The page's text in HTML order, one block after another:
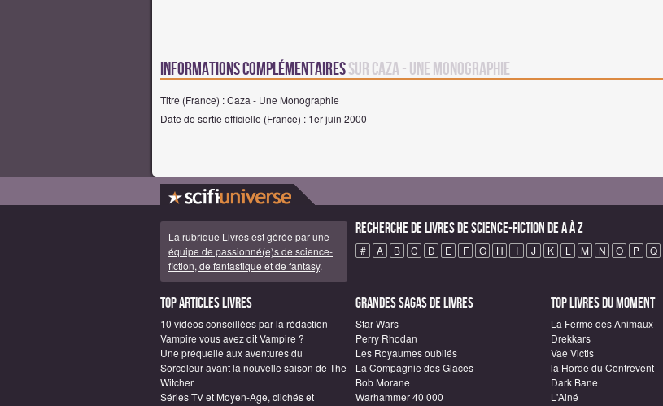
Informations complémentairessur Caza - Une Monographie
Titre (France) : Caza - Une Monographie
Date de sortie officielle (France) : 1er juin 2000
La rubrique Livres est gérée parune
équipe de passionné(e)s de science-
fiction, de fantastique et de fantasy.
Recherche de Livres de science-fiction de A à Z
# A B C D E F G H I J K L M N O P Q
Top articles Livres
10 vidéos conseillées par la rédaction
Vampire vous avez dit Vampire ?
Une préquelle aux aventures du
Sorceleur avant la nouvelle saison de The
Witcher
Séries TV et Moyen-Age, clichés et
Grandes sagas de Livres
Star Wars
Perry Rhodan
Les Royaumes oubliés
La Compagnie des Glaces
Bob Morane
Warhammer 40 000
Top Livres du moment
La Ferme des Animaux
Drekkars
Vae Victis
la Horde du Contrevent
Dark Bane
L'Ainé